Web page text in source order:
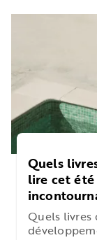
Quels
lire cet été
Quels livres